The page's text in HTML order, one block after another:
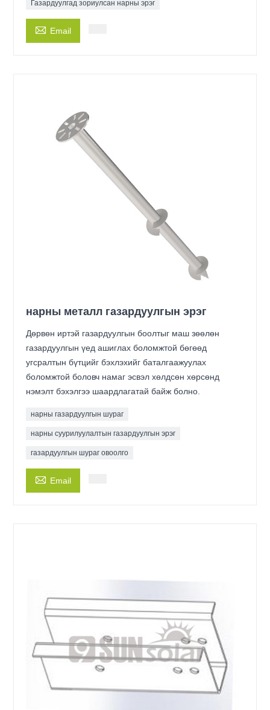
Газардуулгад зориулсан нарны эрэг
 Email
нарны металл газардуулгын эрэг
Дөрвөн иртэй газардуулгын боолтыг маш зөөлөн
газардуулгын үед ашиглах боломжтой бөгөөд
угсралтын бүтцийг бэхлэхийг баталгаажуулах
боломжтой боловч намаг эсвэл хөлдсөн хөрсөнд
нэмэлт бэхэлгээ шаардлагатай байж болно.
нарны газардуулгын шураг
нарны суурилуулалтын газардуулгын эрэг
газардуулгын шураг овоолго
 Email